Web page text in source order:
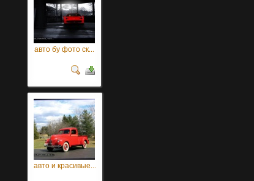
авто бу фото ск...
авто и красивые...